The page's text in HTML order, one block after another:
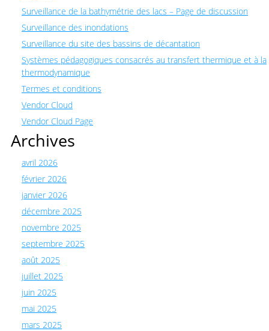
Surveillance de la bathymétrie des lacs – Page de discussion
Surveillance des inondations
Surveillance du site des bassins de décantation
Systèmes pédagogiques consacrés au transfert thermique et à la
thermodynamique
Termes et conditions
Vendor Cloud
Vendor Cloud Page
Archives
avril 2026
février 2026
janvier 2026
décembre 2025
novembre 2025
septembre 2025
août 2025
juillet 2025
juin 2025
mai 2025
mars 2025